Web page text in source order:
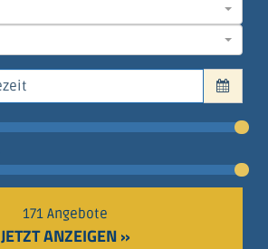
171 Angebote
JETZT ANZEIGEN »